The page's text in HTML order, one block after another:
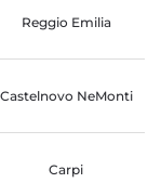
Reggio Emilia
Castelnovo NeMonti
Carpi